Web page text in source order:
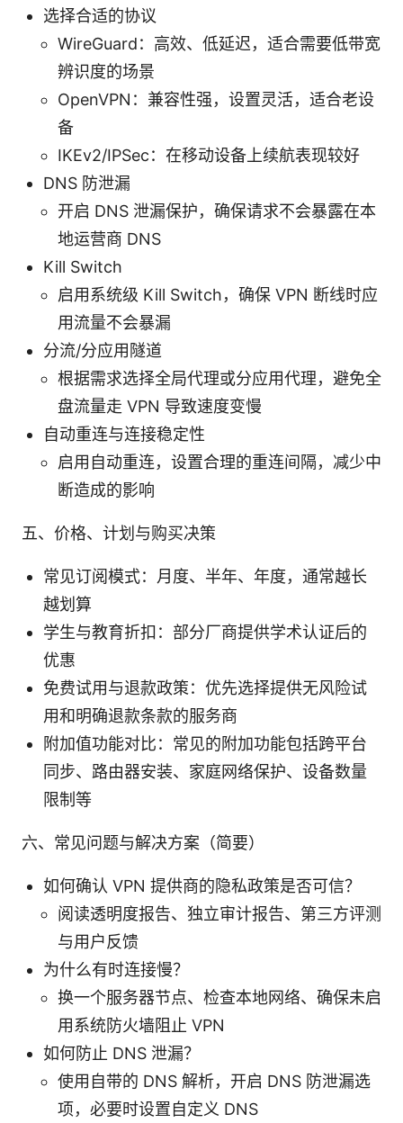
选择合适的协议
WireGuard：高效、低延迟，适合需要低带宽
辨识度的场景
OpenVPN：兼容性强，设置灵活，适合老设
备
IKEv2/IPSec：在移动设备上续航表现较好
DNS 防泄漏
开启 DNS 泄漏保护，确保请求不会暴露在本
地运营商 DNS
Kill Switch
启用系统级 Kill Switch，确保 VPN 断线时应
用流量不会暴漏
分流/分应用隧道
根据需求选择全局代理或分应用代理，避免全
盘流量走 VPN 导致速度变慢
自动重连与连接稳定性
启用自动重连，设置合理的重连间隔，减少中
断造成的影响
五、价格、计划与购买决策
常见订阅模式：月度、半年、年度，通常越长
越划算
学生与教育折扣：部分厂商提供学术认证后的
优惠
免费试用与退款政策：优先选择提供无风险试
用和明确退款条款的服务商
附加值功能对比：常见的附加功能包括跨平台
同步、路由器安装、家庭网络保护、设备数量
限制等
六、常见问题与解决方案（简要）
如何确认 VPN 提供商的隐私政策是否可信？
阅读透明度报告、独立审计报告、第三方评测
与用户反馈
为什么有时连接慢？
换一个服务器节点、检查本地网络、确保未启
用系统防火墙阻止 VPN
如何防止 DNS 泄漏？
使用自带的 DNS 解析，开启 DNS 防泄漏选
项，必要时设置自定义 DNS